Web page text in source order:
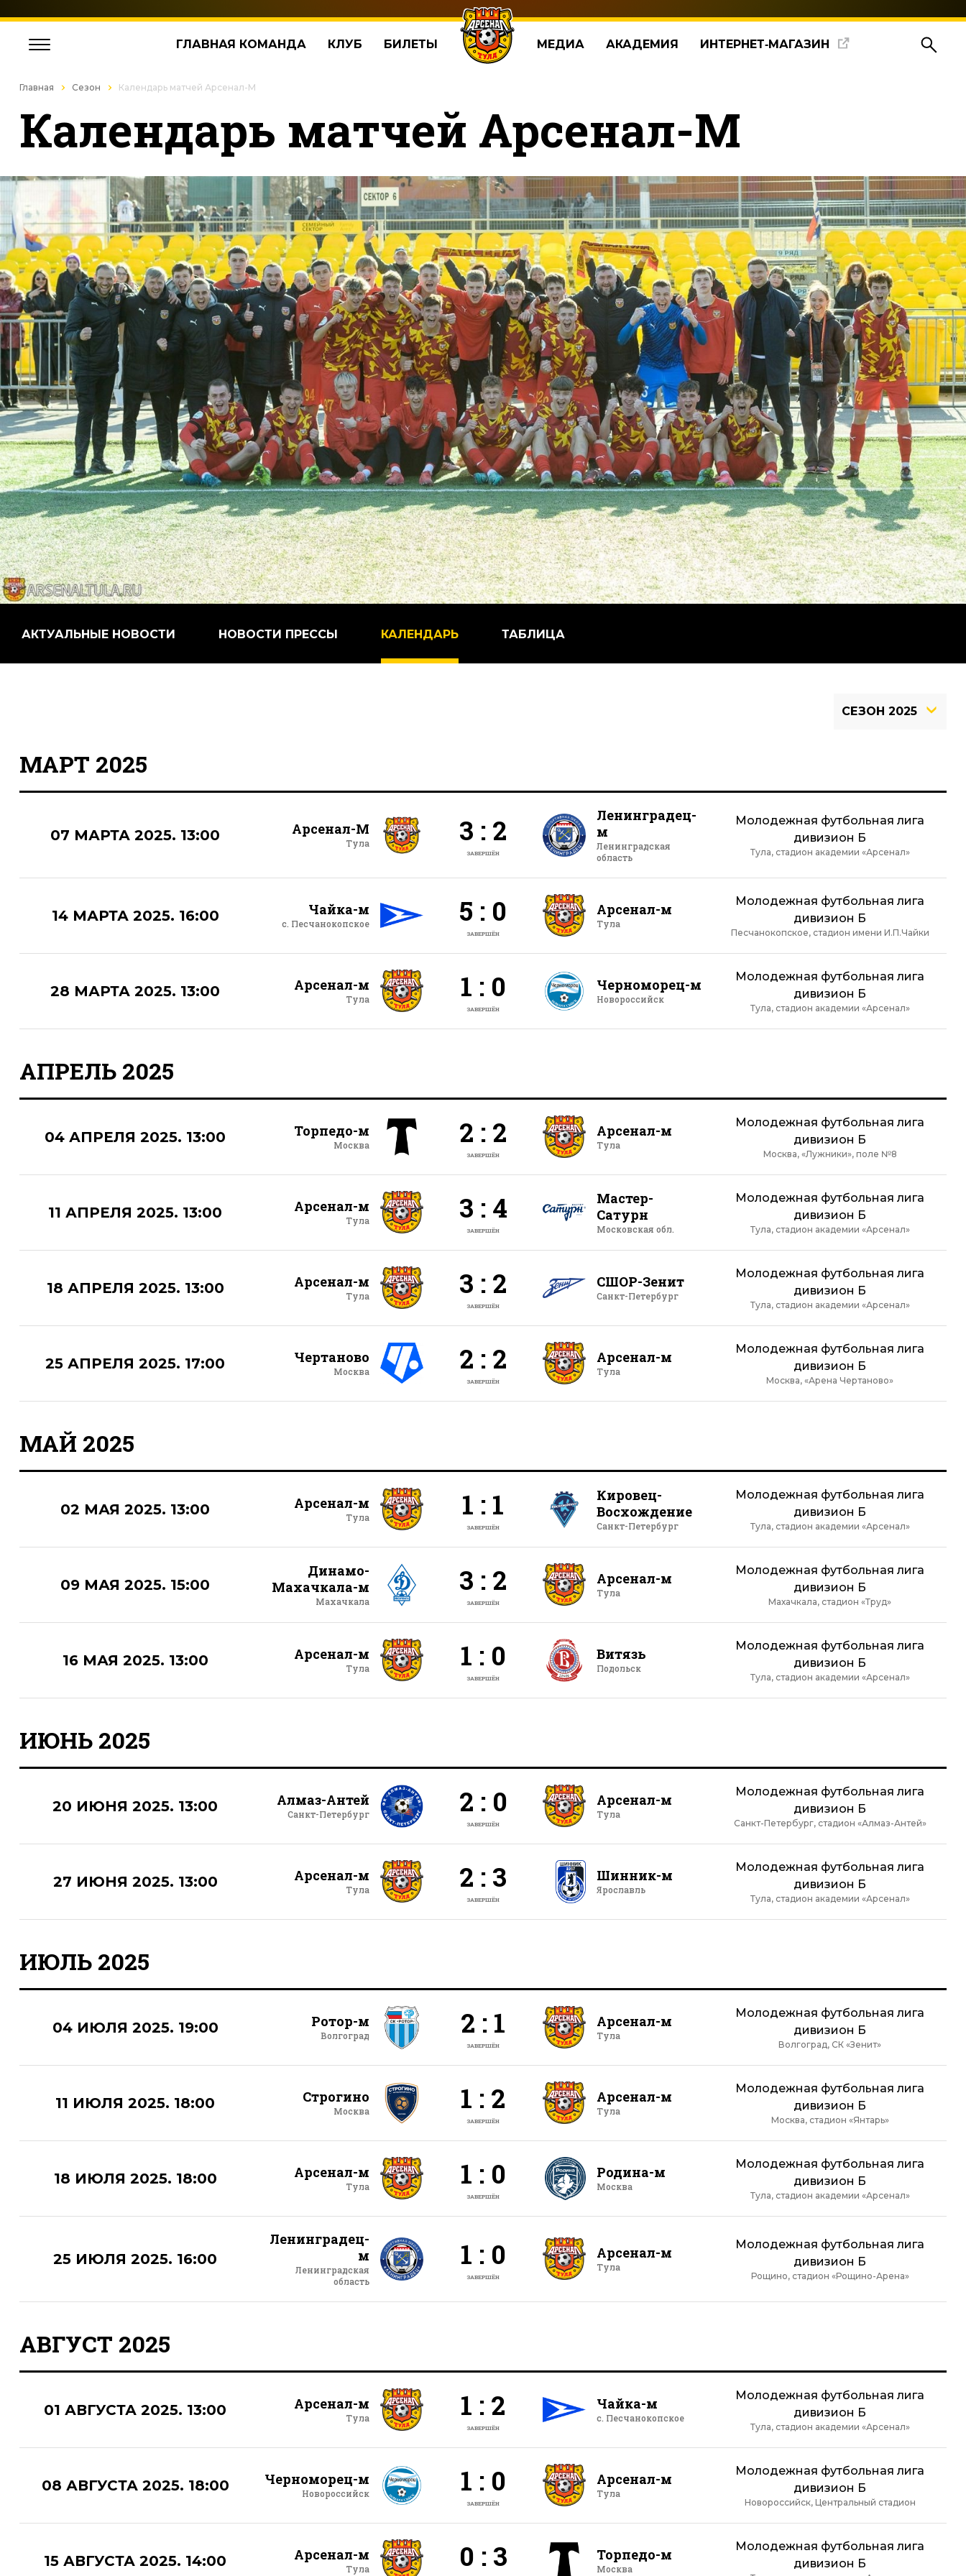
ГЛАВНАЯ КОМАНДА КЛУБ БИЛЕТЫ МЕДИА АКАДЕМИЯ ИНТЕРНЕТ‑МАГАЗИН
Главная Сезон Календарь матчей Арсенал-М
Календарь матчей Арсенал-М
АКТУАЛЬНЫЕ НОВОСТИ НОВОСТИ ПРЕССЫ КАЛЕНДАРЬ ТАБЛИЦА
СЕЗОН 2025
МАРТ 2025
07 МАРТА 2025. 13:00 Арсенал-М
Тула 3 : 2
ЗАВЕРШЁН
Ленинградец-
м
Ленинградская
область
Молодежная футбольная лига
дивизион Б
Тула, стадион академии «Арсенал»
14 МАРТА 2025. 16:00 Чайка-м
с. Песчанокопское 5 : 0
ЗАВЕРШЁН
Арсенал-м
Тула
Молодежная футбольная лига
дивизион Б
Песчанокопское, стадион имени И.П.Чайки
28 МАРТА 2025. 13:00 Арсенал-м
Тула 1 : 0
ЗАВЕРШЁН
Черноморец-м
Новороссийск
Молодежная футбольная лига
дивизион Б
Тула, стадион академии «Арсенал»
АПРЕЛЬ 2025
04 АПРЕЛЯ 2025. 13:00 Торпедо-м
Москва 2 : 2
ЗАВЕРШЁН
Арсенал-м
Тула
Молодежная футбольная лига
дивизион Б
Москва, «Лужники», поле №8
11 АПРЕЛЯ 2025. 13:00 Арсенал-м
Тула 3 : 4
ЗАВЕРШЁН
Мастер-
Сатурн
Московская обл.
Молодежная футбольная лига
дивизион Б
Тула, стадион академии «Арсенал»
18 АПРЕЛЯ 2025. 13:00 Арсенал-м
Тула 3 : 2
ЗАВЕРШЁН
СШОР-Зенит
Санкт-Петербург
Молодежная футбольная лига
дивизион Б
Тула, стадион академии «Арсенал»
25 АПРЕЛЯ 2025. 17:00 Чертаново
Москва 2 : 2
ЗАВЕРШЁН
Арсенал-м
Тула
Молодежная футбольная лига
дивизион Б
Москва, «Арена Чертаново»
МАЙ 2025
02 МАЯ 2025. 13:00 Арсенал-м
Тула 1 : 1
ЗАВЕРШЁН
Кировец-
Восхождение
Санкт-Петербург
Молодежная футбольная лига
дивизион Б
Тула, стадион академии «Арсенал»
09 МАЯ 2025. 15:00
Динамо-
Махачкала-м
Махачкала
3 : 2
ЗАВЕРШЁН
Арсенал-м
Тула
Молодежная футбольная лига
дивизион Б
Махачкала, стадион «Труд»
16 МАЯ 2025. 13:00 Арсенал-м
Тула 1 : 0
ЗАВЕРШЁН
Витязь
Подольск
Молодежная футбольная лига
дивизион Б
Тула, стадион академии «Арсенал»
ИЮНЬ 2025
20 ИЮНЯ 2025. 13:00 Алмаз-Антей
Санкт-Петербург 2 : 0
ЗАВЕРШЁН
Арсенал-м
Тула
Молодежная футбольная лига
дивизион Б
Санкт-Петербург, стадион «Алмаз-Антей»
27 ИЮНЯ 2025. 13:00 Арсенал-м
Тула 2 : 3
ЗАВЕРШЁН
Шинник-м
Ярославль
Молодежная футбольная лига
дивизион Б
Тула, стадион академии «Арсенал»
ИЮЛЬ 2025
04 ИЮЛЯ 2025. 19:00 Ротор-м
Волгоград 2 : 1
ЗАВЕРШЁН
Арсенал-м
Тула
Молодежная футбольная лига
дивизион Б
Волгоград, СК «Зенит»
11 ИЮЛЯ 2025. 18:00 Строгино
Москва 1 : 2
ЗАВЕРШЁН
Арсенал-м
Тула
Молодежная футбольная лига
дивизион Б
Москва, стадион «Янтарь»
18 ИЮЛЯ 2025. 18:00 Арсенал-м
Тула 1 : 0
ЗАВЕРШЁН
Родина-м
Москва
Молодежная футбольная лига
дивизион Б
Тула, стадион академии «Арсенал»
25 ИЮЛЯ 2025. 16:00
Ленинградец-
м
Ленинградская
область
1 : 0
ЗАВЕРШЁН
Арсенал-м
Тула
Молодежная футбольная лига
дивизион Б
Рощино, стадион «Рощино-Арена»
АВГУСТ 2025
01 АВГУСТА 2025. 13:00 Арсенал-м
Тула 1 : 2
ЗАВЕРШЁН
Чайка-м
с. Песчанокопское
Молодежная футбольная лига
дивизион Б
Тула, стадион академии «Арсенал»
08 АВГУСТА 2025. 18:00 Черноморец-м
Новороссийск 1 : 0
ЗАВЕРШЁН
Арсенал-м
Тула
Молодежная футбольная лига
дивизион Б
Новороссийск, Центральный стадион
15 АВГУСТА 2025. 14:00 Арсенал-м
Тула 0 : 3 Торпедо-м
Москва
Молодежная футбольная лига
дивизион Б